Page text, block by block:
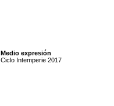
Medio expresión
Ciclo Intemperie 2017